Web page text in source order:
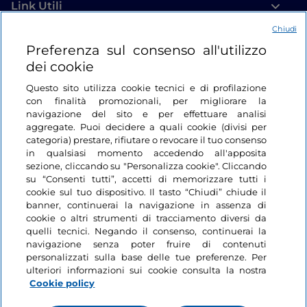
Link Utili
Login
Restiamo in contatto
Preferenza sul consenso all'utilizzo
dei cookie
Questo sito utilizza cookie tecnici e di profilazione
con finalità promozionali, per migliorare la
navigazione del sito e per effettuare analisi
aggregate. Puoi decidere a quali cookie (divisi per
categoria) prestare, rifiutare o revocare il tuo consenso
in qualsiasi momento accedendo all'apposita
sezione, cliccando su "Personalizza cookie". Cliccando
su “Consenti tutti”, accetti di memorizzare tutti i
cookie sul tuo dispositivo. Il tasto “Chiudi” chiude il
banner, continuerai la navigazione in assenza di
cookie o altri strumenti di tracciamento diversi da
quelli tecnici. Negando il consenso, continuerai la
navigazione senza poter fruire di contenuti
personalizzati sulla base delle tue preferenze. Per
ulteriori informazioni sui cookie consulta la nostra
Cookie policy
Chiudi